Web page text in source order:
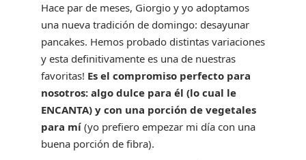
Hace par de meses, Giorgio y yo adoptamos
una nueva tradición de domingo: desayunar
pancakes. Hemos probado distintas variaciones
y esta definitivamente es una de nuestras
favoritas! Es el compromiso perfecto para
nosotros: algo dulce para él (lo cual le
ENCANTA) y con una porción de vegetales
para mí (yo prefiero empezar mi día con una
buena porción de fibra).